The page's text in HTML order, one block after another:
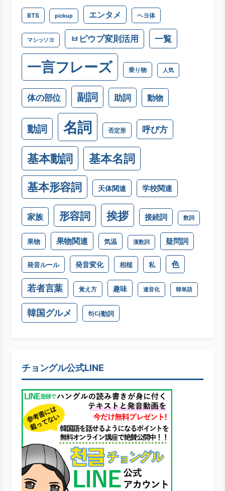
BTS pickup エンタメ ヘヨ体
マシッソヨ ㅂピウプ変則活用 一覧
一言フレーズ 乗り物 人気
体の部位 副詞 助詞 動物
動詞 名詞 否定形 呼び方
基本動詞 基本名詞
基本形容詞 天体関連 学校関連
家族 形容詞 挨拶 接続詞 数詞
果物 果物関連 気温 漢数詞 疑問詞
発音ルール 発音変化 相槌 私 色
若者言葉 覚え方 趣味 連音化 韓単語
韓国グルメ 하다動詞
チョングル公式LINE